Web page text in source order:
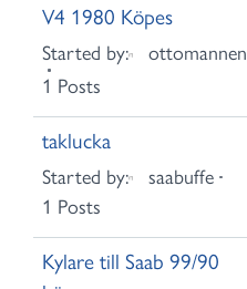
V4 1980 Köpes
Started by:
ottomannen
1 Posts
taklucka
Started by:
saabuffe
1 Posts
Kylare till Saab 99/90